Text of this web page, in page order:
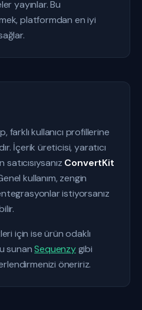
yayınlar. Bu
platformdan en iyi
farklı kullanıcı profillerine
İçerik üreticisi, yaratıcı
ConvertKit
kullanım, zengin
istiyorsanız
için ise ürün odaklı
sunanSequenzygibi
öneririz.